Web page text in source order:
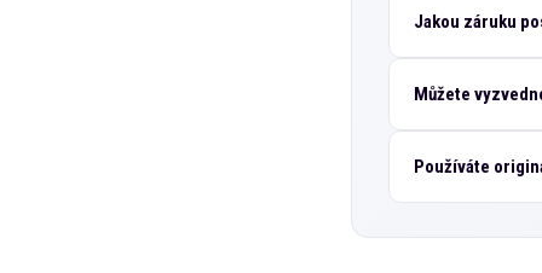
Jakou záruku
Můžete
Používáte